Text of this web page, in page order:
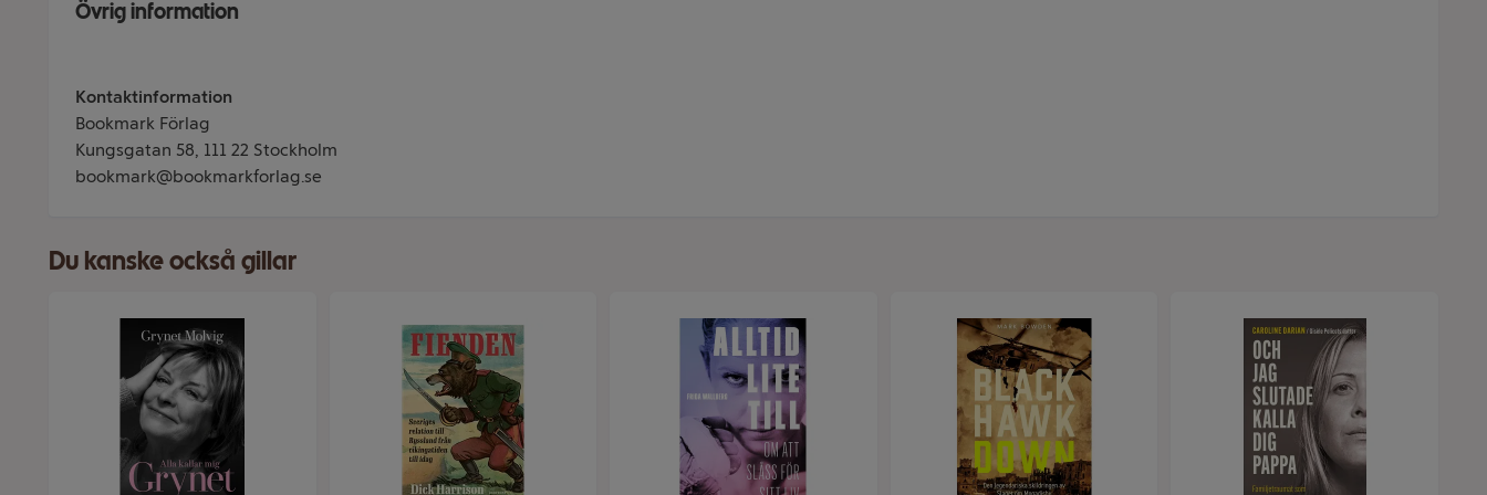
Övrig information
Kontaktinformation
Bookmark Förlag
Kungsgatan 58, 111 22 Stockholm
bookmark@bookmarkforlag.se
Du kanske också gillar